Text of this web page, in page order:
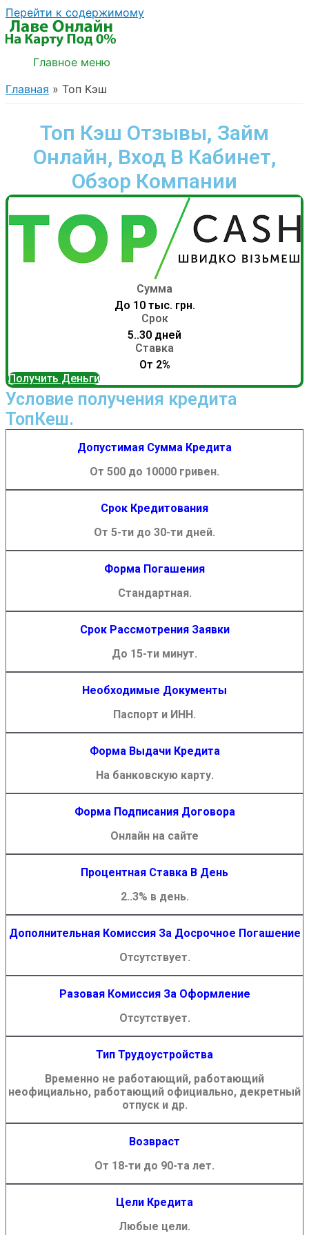
Перейти к содержимому
Главное меню
Главная
Топ Кэш
Топ Кэш Отзывы, Займ
Онлайн, Вход В Кабинет,
Обзор Компании
Сумма
До 10 тыс. грн.
Срок
5..30 дней
Ставка
От 2%
Получить Деньги
Условие получения кредита
ТопКеш.
Допустимая Сумма Кредита
От 500 до 10000 гривен.
Срок Кредитования
От 5-ти до 30-ти дней.
Форма Погашения
Стандартная.
Срок Рассмотрения Заявки
До 15-ти минут.
Необходимые Документы
Паспорт и ИНН.
Форма Выдачи Кредита
На банковскую карту.
Форма Подписания Договора
Онлайн на сайте
Процентная Ставка В День
2..3% в день.
Дополнительная Комиссия За Досрочное Погашение
Отсутствует.
Разовая Комиссия За Оформление
Отсутствует.
Тип Трудоустройства
Временно не работающий, работающий
неофициально, работающий официально, декретный
отпуск и др.
Возвраст
От 18-ти до 90-та лет.
Цели Кредита
Любые цели.